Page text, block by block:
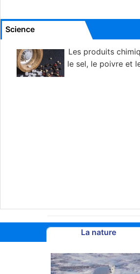
Science
Les produits
le sel, le poivre et
La nature